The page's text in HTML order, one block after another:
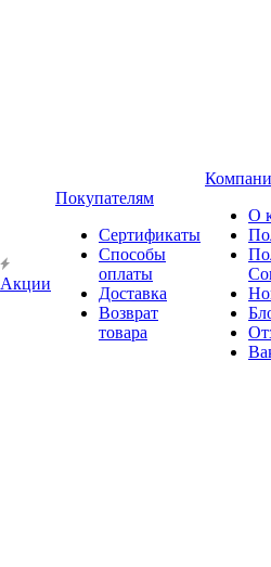
Акции
Покупателям
Сертификаты
Способы
оплаты
Доставка
Возврат
товара
О